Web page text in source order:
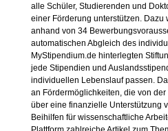
alle Schüler, Studierenden und
einer Förderung unterstützen.
anhand von 34
automatischen Abgleich des
MyStipendium.de hinterlegten
jede Stipendien und
individuellen Lebenslauf passen.
an Fördermöglichkeiten, die von
über eine finanzielle Unterstützung
Beihilfen für wissenschaftliche